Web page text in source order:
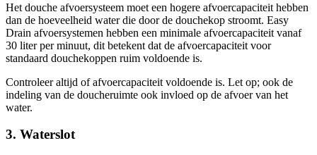
Het douche afvoersysteem moet een hogere afvoercapaciteit hebben
dan de hoeveelheid water die door de douchekop stroomt. Easy
Drain afvoersystemen hebben een minimale afvoercapaciteit vanaf
30 liter per minuut, dit betekent dat de afvoercapaciteit voor
standaard douchekoppen ruim voldoende is.
Controleer altijd of afvoercapaciteit voldoende is. Let op; ook de
indeling van de doucheruimte ook invloed op de afvoer van het
water.
3. Waterslot